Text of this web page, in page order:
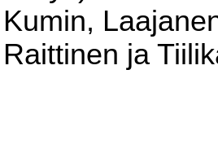
Kumin,
Raittinen ja